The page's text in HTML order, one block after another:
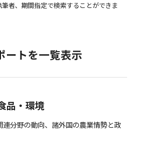
者、期間指定で検索することができま
ートを一覧表示
品・環境
連分野の動向、諸外国の農業情勢と政